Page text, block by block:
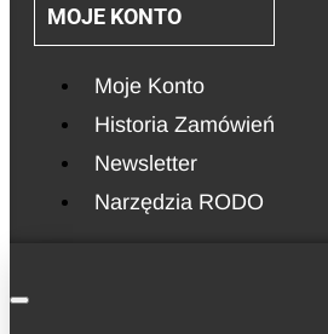
MOJE KONTO
Moje Konto
Historia Zamówień
Newsletter
Narzędzia RODO